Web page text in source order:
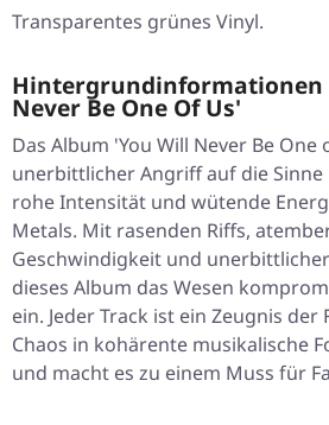
Transparentes grünes Vinyl.
Hintergrundinformationen
Never Be One Of Us'
Das Album 'You Will Never Be One
unerbittlicher Angriff auf die
rohe Intensität und wütende
Metals. Mit rasenden Riffs,
Geschwindigkeit und
dieses Album das Wesen
ein. Jeder Track ist ein Zeugnis der
Chaos in kohärente musikalische
und macht es zu einem Muss für